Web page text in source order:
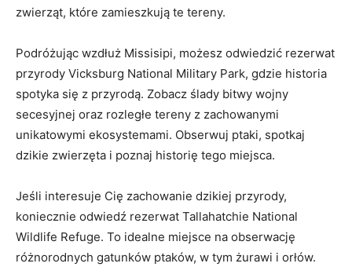
zwierząt, które zamieszkują te tereny.
Podróżując wzdłuż Missisipi, możesz odwiedzić rezerwat
przyrody Vicksburg National Military Park, gdzie historia
spotyka się z przyrodą. Zobacz ślady bitwy wojny
secesyjnej oraz rozległe tereny z zachowanymi
unikatowymi ekosystemami. Obserwuj ptaki, spotkaj
dzikie zwierzęta i poznaj historię tego miejsca.
Jeśli interesuje Cię zachowanie dzikiej przyrody,
koniecznie odwiedź rezerwat Tallahatchie National
Wildlife Refuge. To idealne miejsce na obserwację
różnorodnych gatunków ptaków, w tym żurawi i orłów.